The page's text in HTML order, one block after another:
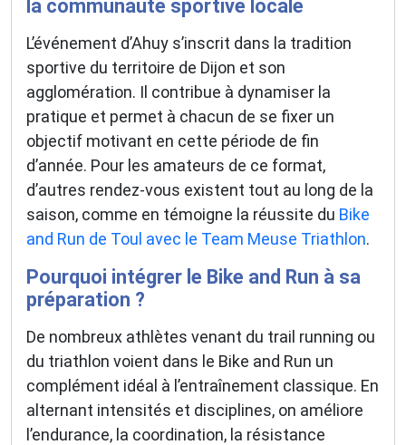
la communauté sportive locale
L’événement d’Ahuy s’inscrit dans la tradition
sportive du territoire de Dijon et son
agglomération. Il contribue à dynamiser la
pratique et permet à chacun de se fixer un
objectif motivant en cette période de fin
d’année. Pour les amateurs de ce format,
d’autres rendez-vous existent tout au long de la
saison, comme en témoigne la réussite du Bike
and Run de Toul avec le Team Meuse Triathlon.
Pourquoi intégrer le Bike and Run à sa
préparation ?
De nombreux athlètes venant du trail running ou
du triathlon voient dans le Bike and Run un
complément idéal à l’entraînement classique. En
alternant intensités et disciplines, on améliore
l’endurance, la coordination, la résistance